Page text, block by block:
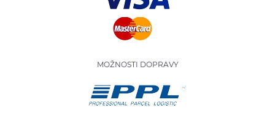
MOŽNOSTI DOPRAVY